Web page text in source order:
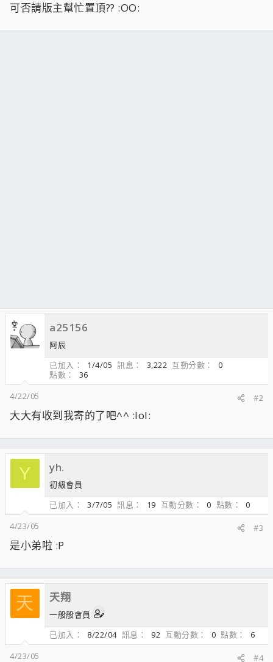
可否請版主幫忙置頂?? :OO:
a25156
阿辰
已加入
1/4/05 訊息 3,222 互動分數
0
點數
36
4/22/05
#2
大大有收到我寄的了吧^^ :lol:
Y yh.
初級會員
已加入
3/7/05 訊息 19 互動分數 0 點數
0
4/23/05
#3
是小弟啦 :P
天 天翔
一般般會員
已加入
8/22/04 訊息 92 互動分數 0 點數
6
4/23/05
#4